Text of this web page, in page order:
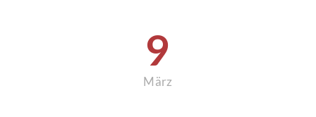
9
März